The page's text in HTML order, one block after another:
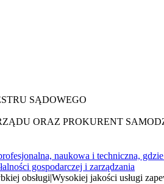
SĄDOWEGO
ORAZ PROKURENT
naukowa i techniczna,
gospodarczej i zarządzania
obsługiWysokiej jakości usługi